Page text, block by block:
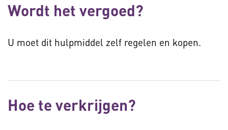
Wordt het vergoed?
U moet dit hulpmiddel zelf regelen en kopen.
Hoe te verkrijgen?